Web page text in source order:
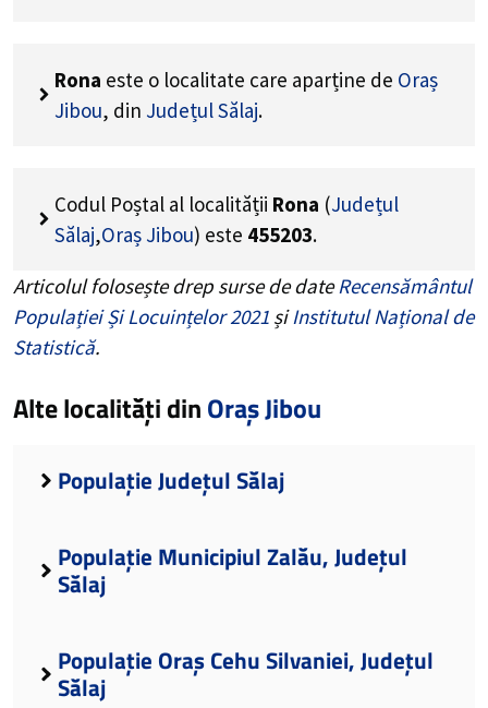
Rona este o localitate care aparține de Oraș
Jibou, din Județul Sălaj.
Codul Poștal al localității Rona (Județul
Sălaj,Oraș Jibou) este 455203.
Articolul folosește drep surse de dateRecensământul
Populației Și Locuințelor 2021 șiInstitutul Național de
Statistică.
Alte localități dinOraș Jibou
Populație Județul Sălaj
Populație Municipiul Zalău, Județul
Sălaj
Populație Oraș Cehu Silvaniei, Județul
Sălaj